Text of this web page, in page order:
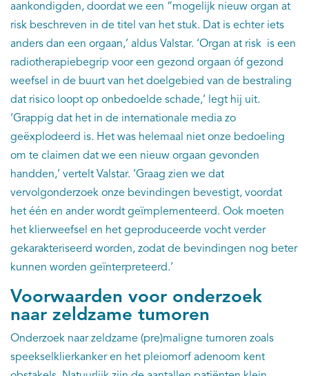
aankondigden, doordat we een “mogelijk nieuw organ at
risk beschreven in de titel van het stuk. Dat is echter iets
anders dan een orgaan,’ aldus Valstar. ‘Organ at risk is een
radiotherapiebegrip voor een gezond orgaan óf gezond
weefsel in de buurt van het doelgebied van de bestraling
dat risico loopt op onbedoelde schade,’ legt hij uit.
‘Grappig dat het in de internationale media zo
geëxplodeerd is. Het was helemaal niet onze bedoeling
om te claimen dat we een nieuw orgaan gevonden
handden,’ vertelt Valstar. ‘Graag zien we dat
vervolgonderzoek onze bevindingen bevestigt, voordat
het één en ander wordt geïmplementeerd. Ook moeten
het klierweefsel en het geproduceerde vocht verder
gekarakteriseerd worden, zodat de bevindingen nog beter
kunnen worden geïnterpreteerd.’
Voorwaarden voor onderzoek
naar zeldzame tumoren
Onderzoek naar zeldzame (pre)maligne tumoren zoals
speekselklierkanker en het pleiomorf adenoom kent